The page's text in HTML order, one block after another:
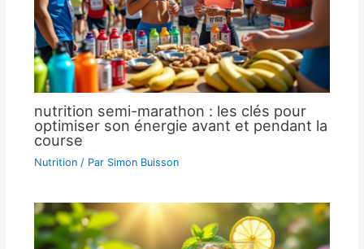
nutrition semi-marathon : les clés pour
optimiser son énergie avant et pendant la
course
Nutrition/ Par Simon Buisson